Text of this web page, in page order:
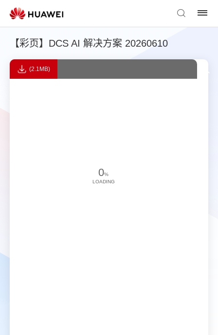
【彩页】DCS AI 解决方案 20260610
(2.1MB)
0%
LOADING